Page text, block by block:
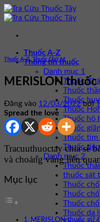
Bỏ
qua
dung
Thuốc A-Z
Thông tin thuốc
Danh mục 1
Thuốc
Thuốc
Thuốc
Thuốc
Thuốc hô
Thuốc
Thuốc tim
Thuốc
Danh mục 2
Thuốc
thuốc sát
Thuốc
Thuốc
Thuốc
Thuốc da
Thuốc A-Z, Thuốc Chữ M
MERISLON
Đăng vào 12/03/2022 bởi
Spread the love
Tracuuthuoctay chia sẻ
và choáng váng liên
Mục lục
MERISLON thuốc gì?